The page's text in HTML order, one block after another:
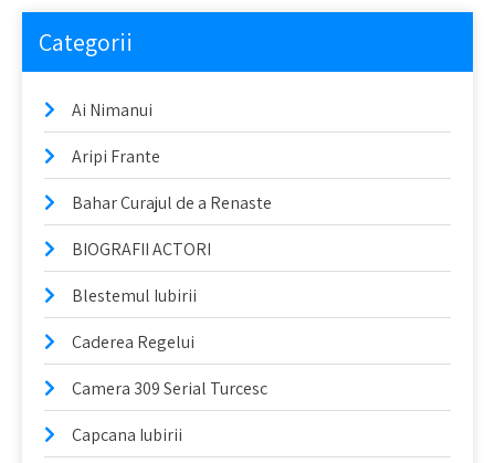
Categorii
Ai Nimanui
Aripi Frante
Bahar Curajul de a Renaste
BIOGRAFII ACTORI
Blestemul Iubirii
Caderea Regelui
Camera 309 Serial Turcesc
Capcana Iubirii